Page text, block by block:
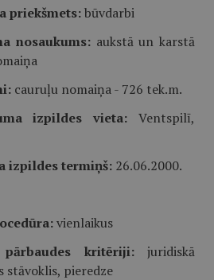
priekšmets:būvdarbi
nosaukums: aukstā un karstā
cauruļu nomaiņa - 726 tek.m.
izpildes vieta: Ventspilī,
izpildes termiņš: 26.06.2000.
vienlaikus
kritēriji:juridiskā
stāvoklis, pieredze